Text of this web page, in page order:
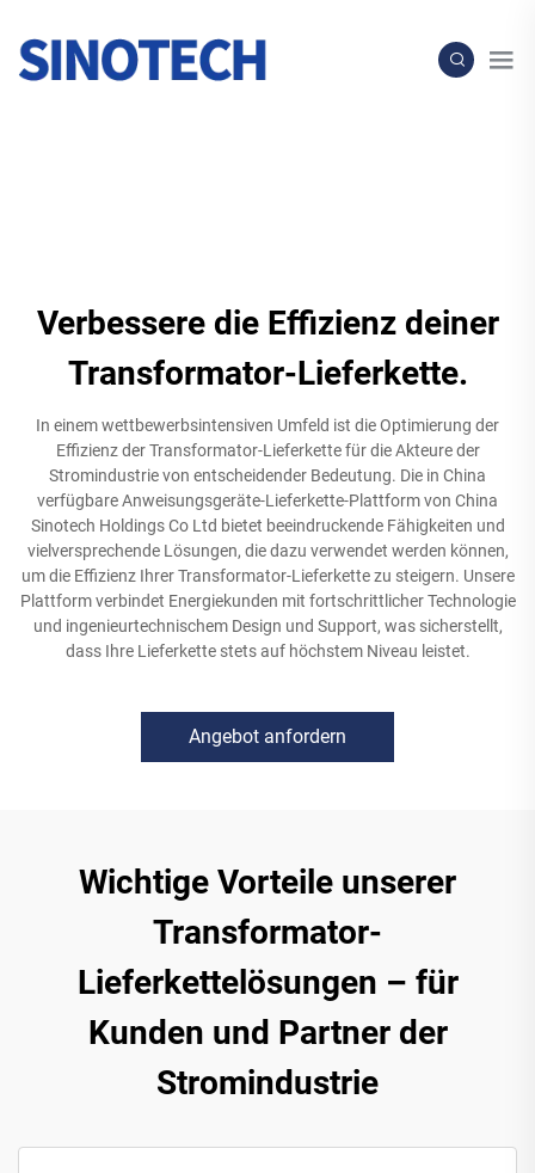
Verbessere die Effizienz deiner
Transformator-Lieferkette.
In einem wettbewerbsintensiven Umfeld ist die Optimierung der
Effizienz der Transformator-Lieferkette für die Akteure der
Stromindustrie von entscheidender Bedeutung. Die in China
verfügbare Anweisungsgeräte-Lieferkette-Plattform von China
Sinotech Holdings Co Ltd bietet beeindruckende Fähigkeiten und
vielversprechende Lösungen, die dazu verwendet werden können,
um die Effizienz Ihrer Transformator-Lieferkette zu steigern. Unsere
Plattform verbindet Energiekunden mit fortschrittlicher Technologie
und ingenieurtechnischem Design und Support, was sicherstellt,
dass Ihre Lieferkette stets auf höchstem Niveau leistet.
Angebot anfordern
Wichtige Vorteile unserer
Transformator-
Lieferkettelösungen – für
Kunden und Partner der
Stromindustrie